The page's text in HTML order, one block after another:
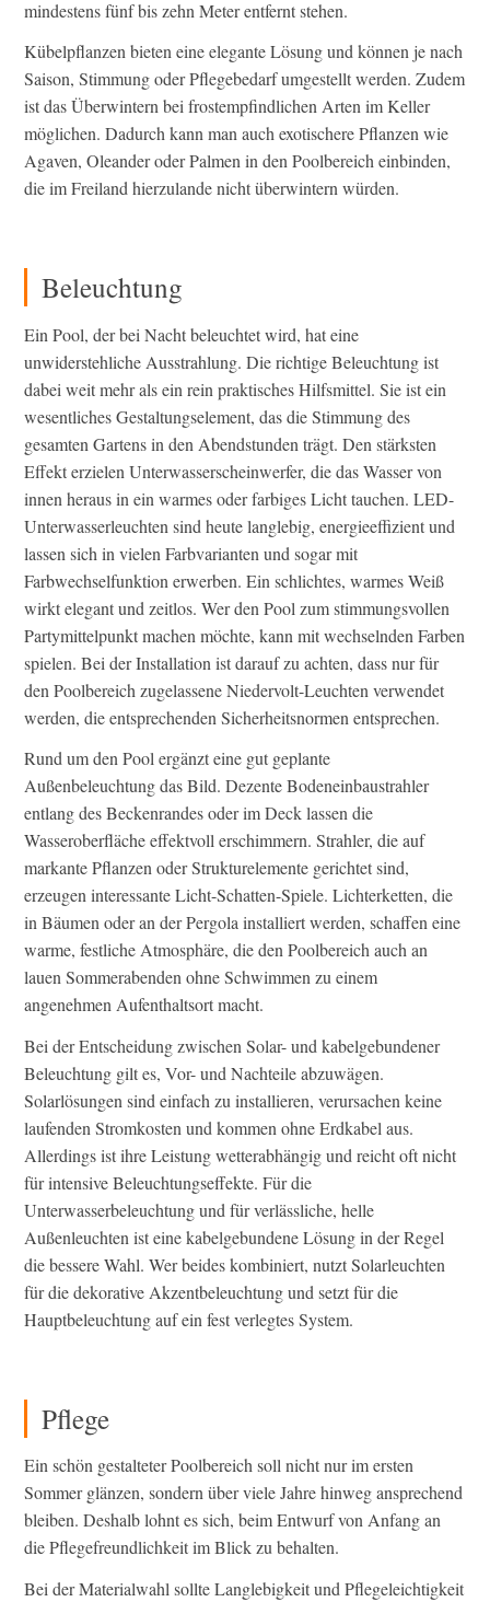
mindestens fünf bis zehn Meter entfernt stehen.
Kübelpflanzen bieten eine elegante Lösung und können je nach
Saison, Stimmung oder Pflegebedarf umgestellt werden. Zudem
ist das Überwintern bei frostempfindlichen Arten im Keller
möglichen. Dadurch kann man auch exotischere Pflanzen wie
Agaven, Oleander oder Palmen in den Poolbereich einbinden,
die im Freiland hierzulande nicht überwintern würden.
Beleuchtung
Ein Pool, der bei Nacht beleuchtet wird, hat eine
unwiderstehliche Ausstrahlung. Die richtige Beleuchtung ist
dabei weit mehr als ein rein praktisches Hilfsmittel. Sie ist ein
wesentliches Gestaltungselement, das die Stimmung des
gesamten Gartens in den Abendstunden trägt. Den stärksten
Effekt erzielen Unterwasserscheinwerfer, die das Wasser von
innen heraus in ein warmes oder farbiges Licht tauchen. LED-
Unterwasserleuchten sind heute langlebig, energieeffizient und
lassen sich in vielen Farbvarianten und sogar mit
Farbwechselfunktion erwerben. Ein schlichtes, warmes Weiß
wirkt elegant und zeitlos. Wer den Pool zum stimmungsvollen
Partymittelpunkt machen möchte, kann mit wechselnden Farben
spielen. Bei der Installation ist darauf zu achten, dass nur für
den Poolbereich zugelassene Niedervolt-Leuchten verwendet
werden, die entsprechenden Sicherheitsnormen entsprechen.
Rund um den Pool ergänzt eine gut geplante
Außenbeleuchtung das Bild. Dezente Bodeneinbaustrahler
entlang des Beckenrandes oder im Deck lassen die
Wasseroberfläche effektvoll erschimmern. Strahler, die auf
markante Pflanzen oder Strukturelemente gerichtet sind,
erzeugen interessante Licht-Schatten-Spiele. Lichterketten, die
in Bäumen oder an der Pergola installiert werden, schaffen eine
warme, festliche Atmosphäre, die den Poolbereich auch an
lauen Sommerabenden ohne Schwimmen zu einem
angenehmen Aufenthaltsort macht.
Bei der Entscheidung zwischen Solar- und kabelgebundener
Beleuchtung gilt es, Vor- und Nachteile abzuwägen.
Solarlösungen sind einfach zu installieren, verursachen keine
laufenden Stromkosten und kommen ohne Erdkabel aus.
Allerdings ist ihre Leistung wetterabhängig und reicht oft nicht
für intensive Beleuchtungseffekte. Für die
Unterwasserbeleuchtung und für verlässliche, helle
Außenleuchten ist eine kabelgebundene Lösung in der Regel
die bessere Wahl. Wer beides kombiniert, nutzt Solarleuchten
für die dekorative Akzentbeleuchtung und setzt für die
Hauptbeleuchtung auf ein fest verlegtes System.
Pflege
Ein schön gestalteter Poolbereich soll nicht nur im ersten
Sommer glänzen, sondern über viele Jahre hinweg ansprechend
bleiben. Deshalb lohnt es sich, beim Entwurf von Anfang an
die Pflegefreundlichkeit im Blick zu behalten.
Bei der Materialwahl sollte Langlebigkeit und Pflegeleichtigkeit